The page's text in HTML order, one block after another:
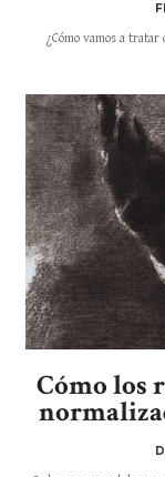
¿Cómo vamos a
Cómo los